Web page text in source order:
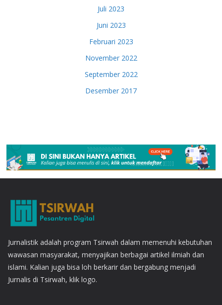
Juli 2023
Juni 2023
Februari 2023
November 2022
September 2022
Desember 2017
Jurnalistik adalah program Tsirwah dalam memenuhi kebutuhan
wawasan masyarakat, menyajikan berbagai artikel ilmiah dan
islami. Kalian juga bisa loh berkarir dan bergabung menjadi
Jurnalis di Tsirwah, klik logo.